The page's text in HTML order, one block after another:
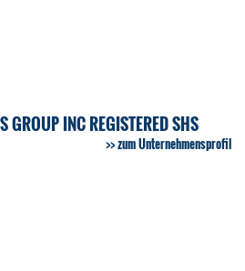
GROUP INC REGISTERED SHS
zum Unternehmensprofil